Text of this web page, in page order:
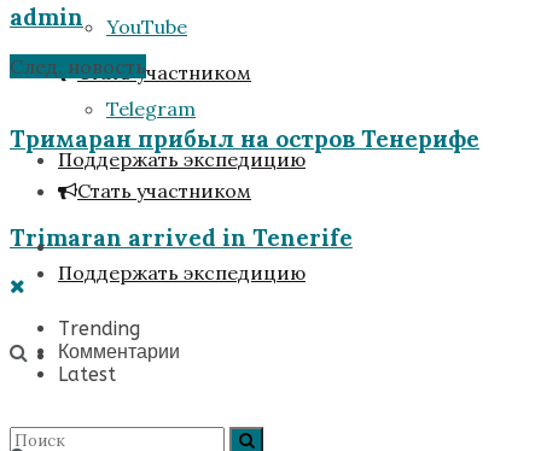
Стать участником
Поддержать экспедицию
YouTube
Telegram
Стать участником
Поддержать экспедицию
admin
След. новость
Тримаран прибыл на остров Тенерифе
Trimaran arrived in Tenerife
Trending
Комментарии
Latest